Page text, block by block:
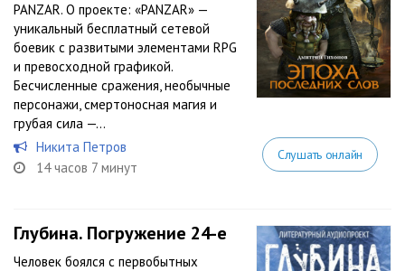
PANZAR. О проекте: «PANZAR» —
уникальный бесплатный сетевой
боевик с развитыми элементами RPG
и превосходной графикой.
Бесчисленные сражения, необычные
персонажи, смертоносная магия и
грубая сила —...
Никита Петров
14 часов 7 минут
Слушать онлайн
Глубина. Погружение 24-е
Человек боялся с первобытных